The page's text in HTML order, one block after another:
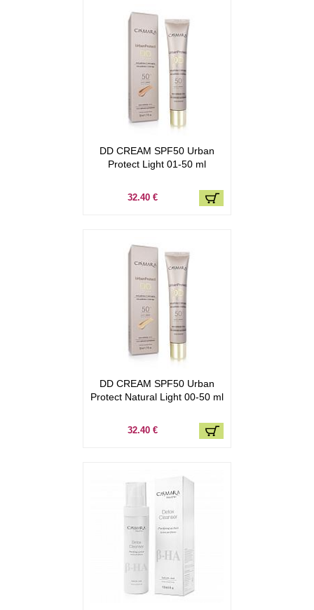
DD CREAM SPF50 Urban
Protect Light 01-50 ml
32.40 €
DD CREAM SPF50 Urban
Protect Natural Light 00-50 ml
32.40 €